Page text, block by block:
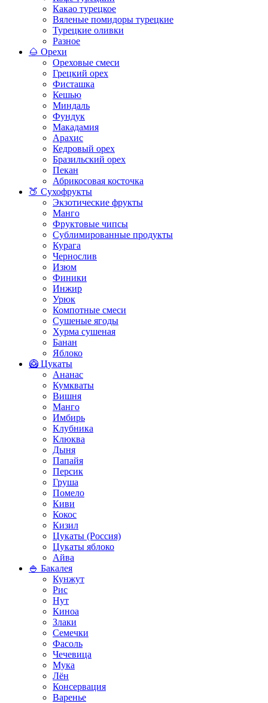
Какао турецкое
Вяленые помидоры турецкие
Турецкие оливки
Разное
🌰 Орехи
Ореховые смеси
Грецкий орех
Фисташка
Кешью
Миндаль
Фундук
Макадамия
Арахис
Кедровый орех
Бразильский орех
Пекан
Абрикосовая косточка
🍑 Сухофрукты
Экзотические фрукты
Манго
Фруктовые чипсы
Сублимированные продукты
Курага
Чернослив
Изюм
Финики
Инжир
Урюк
Компотные смеси
Сушеные ягоды
Хурма сушеная
Банан
Яблоко
🥝 Цукаты
Ананас
Кумкваты
Вишня
Манго
Имбирь
Клубника
Клюква
Дыня
Папайя
Персик
Груша
Помело
Киви
Кокос
Кизил
Цукаты (Россия)
Цукаты яблоко
Айва
🍚 Бакалея
Кунжут
Рис
Нут
Киноа
Злаки
Семечки
Фасоль
Чечевица
Мука
Лён
Консервация
Варенье